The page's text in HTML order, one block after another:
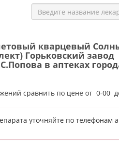
кварцевый
Горьковский завод
в аптеках
сравнить по цене от 0-00
уточняйте по телефонам